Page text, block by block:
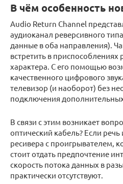
В чём особенность
Audio Return Channel
аудиоканал реверсивного
данные в оба направления).
встретить в приспособлениях
характера. С его помощью
качественного цифрового
телевизор (и наоборот) без
подключения
В связи с этим возникает
оптический кабель? Если
ресивера с проигрывателем,
стоит отдать предпочтение
скорость потока данных в
практически отсутствуют.